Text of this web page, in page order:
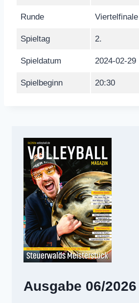
Runde Viertelfinale
Spieltag 2.
Spieldatum 2024-02-29
Spielbeginn 20:30
Ausgabe 06/2026